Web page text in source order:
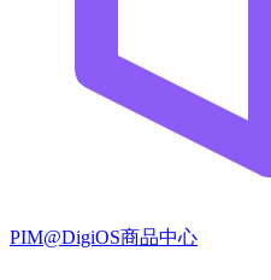
PIM@DigiOS商品中心